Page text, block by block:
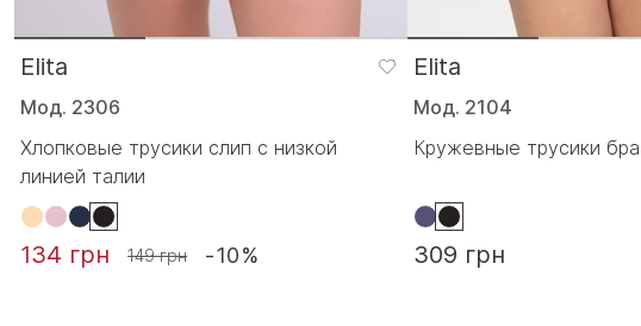
Elita
Мод. 2306
Хлопковые трусики слип с низкой
линией талии
134 грн 149 грн -10%
Elita
Мод. 2104
Кружевные трусики
309 грн